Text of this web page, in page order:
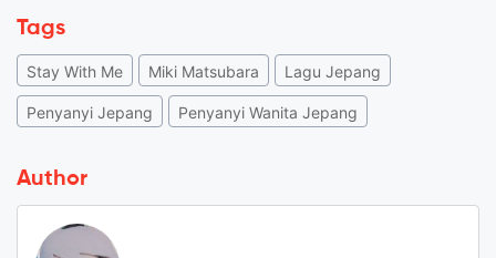
Tags
Stay With Me Miki Matsubara Lagu Jepang
Penyanyi Jepang Penyanyi Wanita Jepang
Author